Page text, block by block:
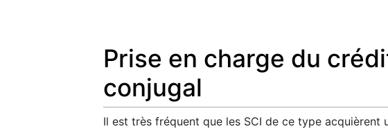
Prise en charge du
conjugal
Il est très fréquent que les SCI de ce type